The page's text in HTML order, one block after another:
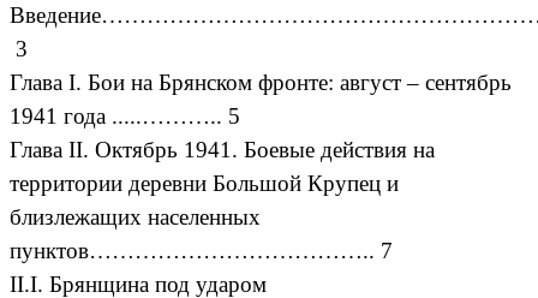
3
Глава I. Бои на Брянском фронте: август – сентябрь
1941 года .....……….. 5
Глава II. Октябрь 1941. Боевые действия на
территории деревни Большой Крупец и
близлежащих населенных
пунктов……………………………….. 7
II.I. Брянщина под ударом